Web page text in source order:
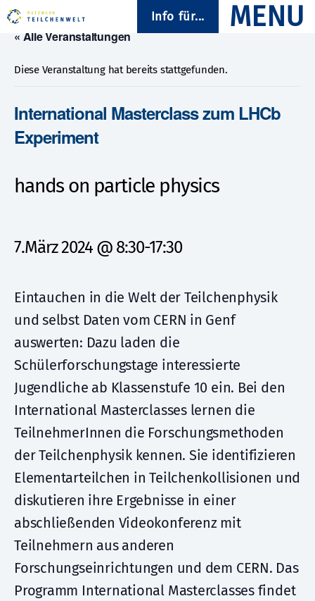
Info für...
« Alle Veranstaltungen
Diese Veranstaltung hat bereits stattgefunden.
International Masterclass zum LHCb
Experiment
hands on particle physics
7.März 2024 @ 8:30-17:30
Eintauchen in die Welt der Teilchenphysik
und selbst Daten vom CERN in Genf
auswerten: Dazu laden die
Schülerforschungstage interessierte
Jugendliche ab Klassenstufe 10 ein. Bei den
International Masterclasses lernen die
TeilnehmerInnen die Forschungsmethoden
der Teilchenphysik kennen. Sie identifizieren
Elementarteilchen in Teilchenkollisionen und
diskutieren ihre Ergebnisse in einer
abschließenden Videokonferenz mit
Teilnehmern aus anderen
Forschungseinrichtungen und dem CERN. Das
Programm International Masterclasses findet